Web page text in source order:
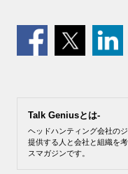
Talk Geniusとは-
ヘッドハンティング会社の
提供する人と会社と組織を
スマガジンです。